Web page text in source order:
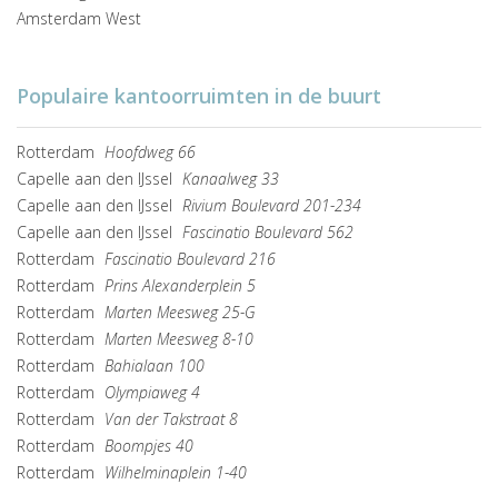
Amsterdam West
Populaire kantoorruimten in de buurt
Rotterdam Hoofdweg 66
Capelle aan den IJssel Kanaalweg 33
Capelle aan den IJssel Rivium Boulevard 201-234
Capelle aan den IJssel Fascinatio Boulevard 562
Rotterdam Fascinatio Boulevard 216
Rotterdam Prins Alexanderplein 5
Rotterdam Marten Meesweg 25-G
Rotterdam Marten Meesweg 8-10
Rotterdam Bahialaan 100
Rotterdam Olympiaweg 4
Rotterdam Van der Takstraat 8
Rotterdam Boompjes 40
Rotterdam Wilhelminaplein 1-40